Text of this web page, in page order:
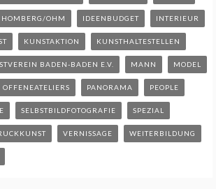
HOMBERG/OHM IDEENBUDGET INTERIEUR
KUNSTAKTION KUNSTHALTESTELLEN
BADEN-BADEN E.V. MANN MODEL
OFFENEATELIERS PANORAMA PEOPLE
SELBSTBILDFOTOGRAFIE SPEZIAL
VERNISSAGE WEITERBILDUNG